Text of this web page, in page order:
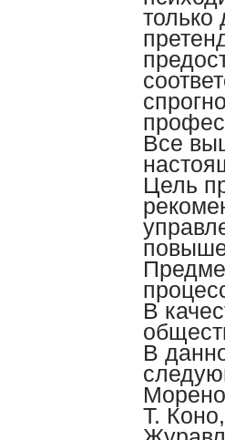
только
Все
Цель
В
В
Т.